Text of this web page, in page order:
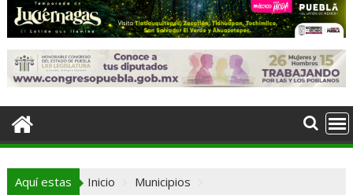
Aquí estas Inicio
Municipios